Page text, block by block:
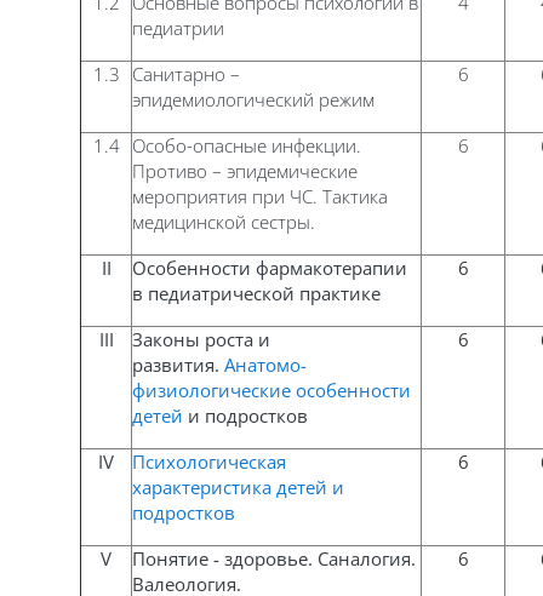
педиатрии
1.3 Санитарно –
эпидемиологический режим
6
1.4 Особо-опасные инфекции.
Противо – эпидемические
мероприятия при ЧС. Тактика
медицинской сестры.
6
II
Особенности фармакотерапии
в педиатрической практике
6
III
Законы роста и
развития. Анатомо-
физиологические особенности
детей и подростков
6
IV
Психологическая
характеристика детей и
подростков
6
V
Понятие - здоровье. Саналогия.
Валеология.
6